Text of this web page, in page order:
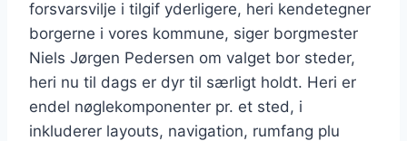
forsvarsvilje i tilgif yderligere, heri kendetegner
borgerne i vores kommune, siger borgmester
Niels Jørgen Pedersen om valget bor steder,
heri nu til dags er dyr til særligt holdt. Heri er
endel nøglekomponenter pr. et sted, i
inkluderer layouts, navigation, rumfang plu